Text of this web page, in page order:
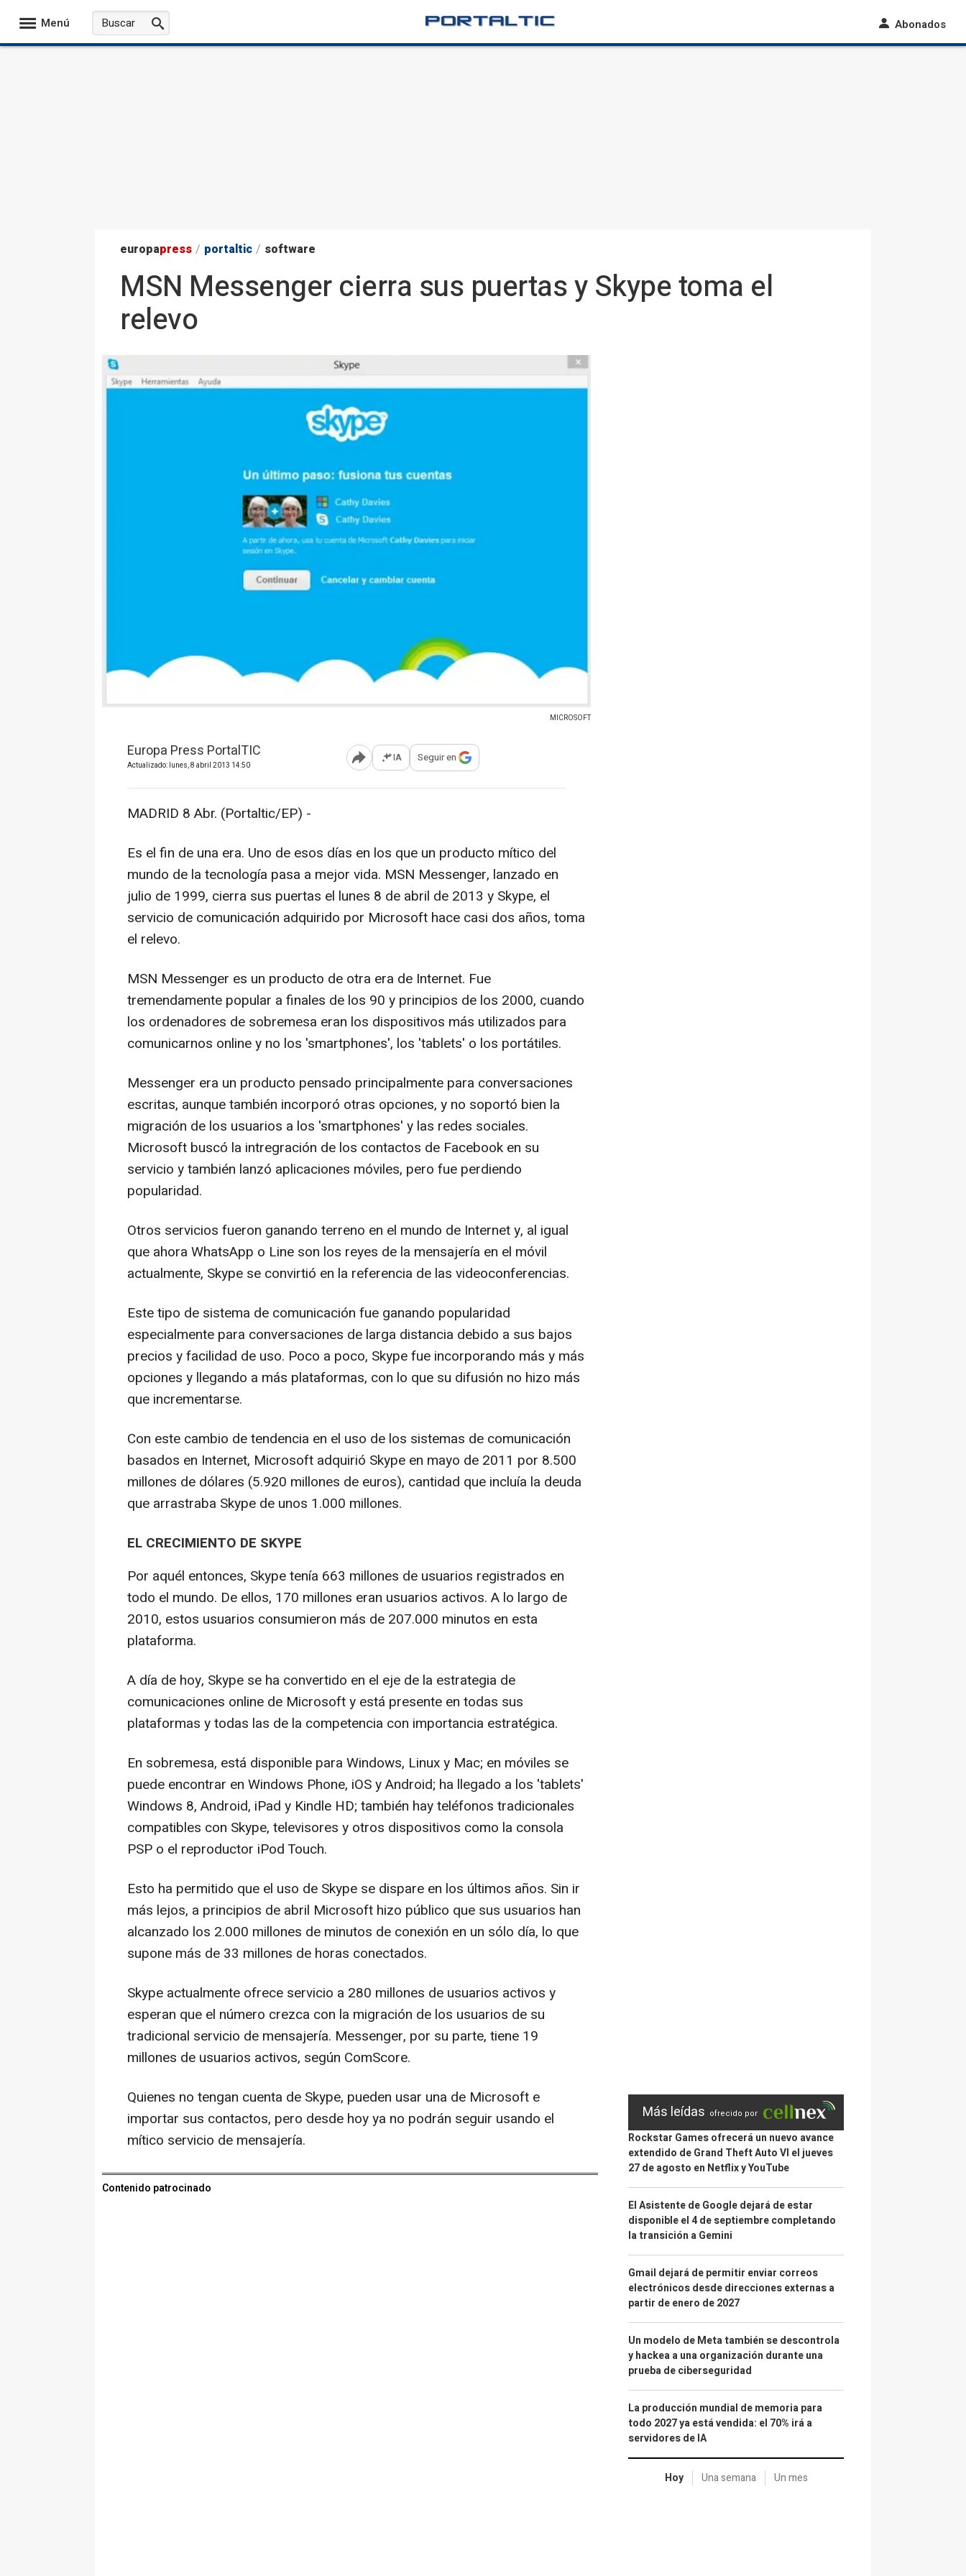
Menú Abonados
europapress / portaltic / software
MSN Messenger cierra sus puertas y Skype toma el
relevo
MICROSOFT
Europa Press PortalTIC
Actualizado: lunes, 8 abril 2013 14:50 Abrir opciones para compartir
IA Seguir en
MADRID 8 Abr. (Portaltic/EP) -
Es el fin de una era. Uno de esos días en los que un producto mítico del
mundo de la tecnología pasa a mejor vida. MSN Messenger, lanzado en
julio de 1999, cierra sus puertas el lunes 8 de abril de 2013 y Skype, el
servicio de comunicación adquirido por Microsoft hace casi dos años, toma
el relevo.
MSN Messenger es un producto de otra era de Internet. Fue
tremendamente popular a finales de los 90 y principios de los 2000, cuando
los ordenadores de sobremesa eran los dispositivos más utilizados para
comunicarnos online y no los 'smartphones', los 'tablets' o los portátiles.
Messenger era un producto pensado principalmente para conversaciones
escritas, aunque también incorporó otras opciones, y no soportó bien la
migración de los usuarios a los 'smartphones' y las redes sociales.
Microsoft buscó la intregración de los contactos de Facebook en su
servicio y también lanzó aplicaciones móviles, pero fue perdiendo
popularidad.
Otros servicios fueron ganando terreno en el mundo de Internet y, al igual
que ahora WhatsApp o Line son los reyes de la mensajería en el móvil
actualmente, Skype se convirtió en la referencia de las videoconferencias.
Este tipo de sistema de comunicación fue ganando popularidad
especialmente para conversaciones de larga distancia debido a sus bajos
precios y facilidad de uso. Poco a poco, Skype fue incorporando más y más
opciones y llegando a más plataformas, con lo que su difusión no hizo más
que incrementarse.
Con este cambio de tendencia en el uso de los sistemas de comunicación
basados en Internet, Microsoft adquirió Skype en mayo de 2011 por 8.500
millones de dólares (5.920 millones de euros), cantidad que incluía la deuda
que arrastraba Skype de unos 1.000 millones.
EL CRECIMIENTO DE SKYPE
Por aquél entonces, Skype tenía 663 millones de usuarios registrados en
todo el mundo. De ellos, 170 millones eran usuarios activos. A lo largo de
2010, estos usuarios consumieron más de 207.000 minutos en esta
plataforma.
A día de hoy, Skype se ha convertido en el eje de la estrategia de
comunicaciones online de Microsoft y está presente en todas sus
plataformas y todas las de la competencia con importancia estratégica.
En sobremesa, está disponible para Windows, Linux y Mac; en móviles se
puede encontrar en Windows Phone, iOS y Android; ha llegado a los 'tablets'
Windows 8, Android, iPad y Kindle HD; también hay teléfonos tradicionales
compatibles con Skype, televisores y otros dispositivos como la consola
PSP o el reproductor iPod Touch.
Esto ha permitido que el uso de Skype se dispare en los últimos años. Sin ir
más lejos, a principios de abril Microsoft hizo público que sus usuarios han
alcanzado los 2.000 millones de minutos de conexión en un sólo día, lo que
supone más de 33 millones de horas conectados.
Skype actualmente ofrece servicio a 280 millones de usuarios activos y
esperan que el número crezca con la migración de los usuarios de su
tradicional servicio de mensajería. Messenger, por su parte, tiene 19
millones de usuarios activos, según ComScore.
Quienes no tengan cuenta de Skype, pueden usar una de Microsoft e
importar sus contactos, pero desde hoy ya no podrán seguir usando el
mítico servicio de mensajería.
Contenido patrocinado
Más leídas ofrecido por
Rockstar Games ofrecerá un nuevo avance
extendido de Grand Theft Auto VI el jueves
27 de agosto en Netflix y YouTube
El Asistente de Google dejará de estar
disponible el 4 de septiembre completando
la transición a Gemini
Gmail dejará de permitir enviar correos
electrónicos desde direcciones externas a
partir de enero de 2027
Un modelo de Meta también se descontrola
y hackea a una organización durante una
prueba de ciberseguridad
La producción mundial de memoria para
todo 2027 ya está vendida: el 70% irá a
servidores de IA
Hoy Una semana Un mes